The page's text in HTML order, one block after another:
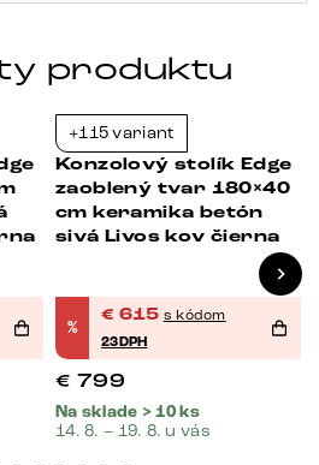
produktu
+115 variant
Konzolový stolík Edge
zaoblený tvar 180×40
cm keramika betón
sivá Livos kov čierna
%
€ 615 s kódom
23DPH
€ 799
Na sklade > 10 ks
14. 8. – 19. 8. u vás